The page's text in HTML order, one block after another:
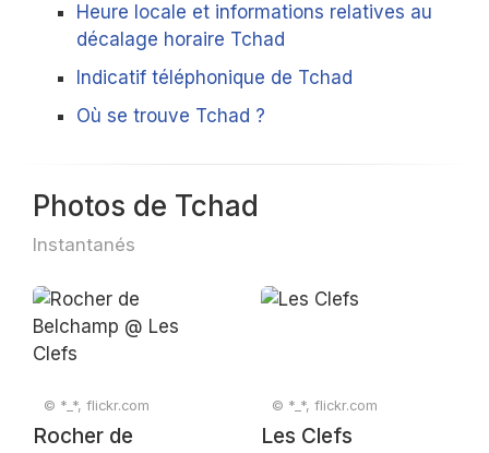
Heure locale et informations relatives au
décalage horaire Tchad
Indicatif téléphonique de Tchad
Où se trouve Tchad ?
Photos de Tchad
Instantanés
© *_*, flickr.com
Rocher de
© *_*, flickr.com
Les Clefs